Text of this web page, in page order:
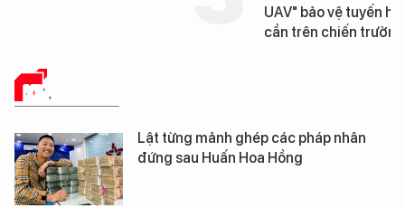
UAV" bảo vệ tuyến
cần trên chiến trường
KINH TẾ SỐ
Lật từng mảnh ghép các pháp nhân
đứng sau Huấn Hoa Hồng